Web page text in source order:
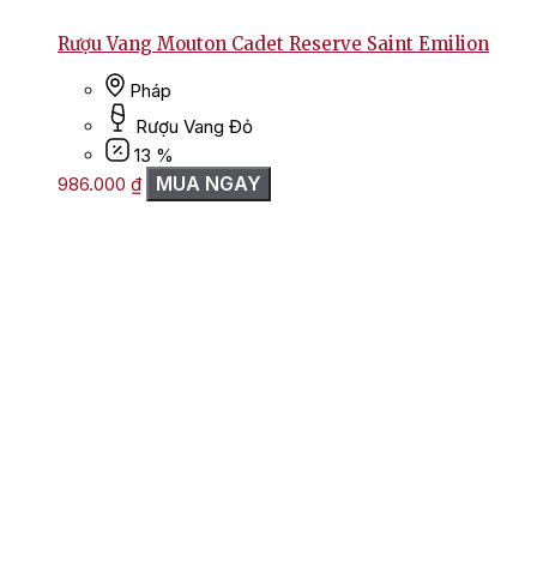
Rượu Vang Mouton Cadet Reserve Saint Emilion
Pháp
Rượu Vang Đỏ
13 %
986.000 ₫ MUA NGAY